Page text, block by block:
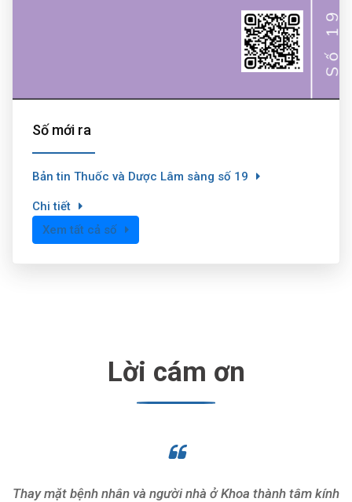
Số mới ra
Bản tin Thuốc và Dược Lâm sàng số 19
Chi tiết
Xem tất cả số
Lời cám ơn
Thay mặt bệnh nhân và người nhà ở Khoa thành tâm kính